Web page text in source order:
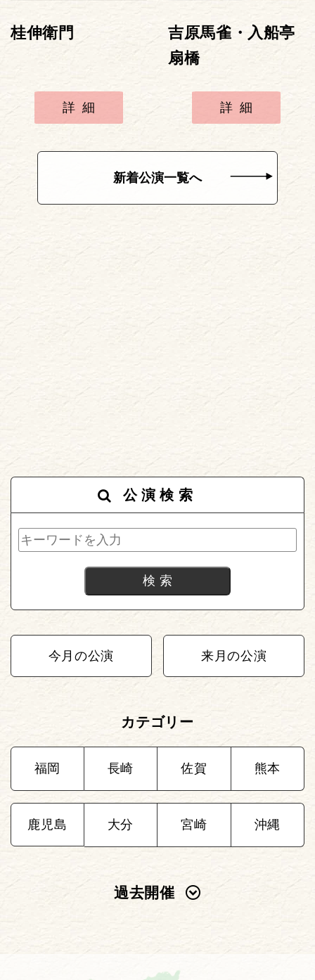
桂伸衛門
詳細
吉原馬雀・入船亭
扇橋
詳細
新着公演一覧へ
公演検索
今月の公演 来月の公演
カテゴリー
福岡 長崎 佐賀 熊本
鹿児島 大分 宮崎 沖縄
過去開催